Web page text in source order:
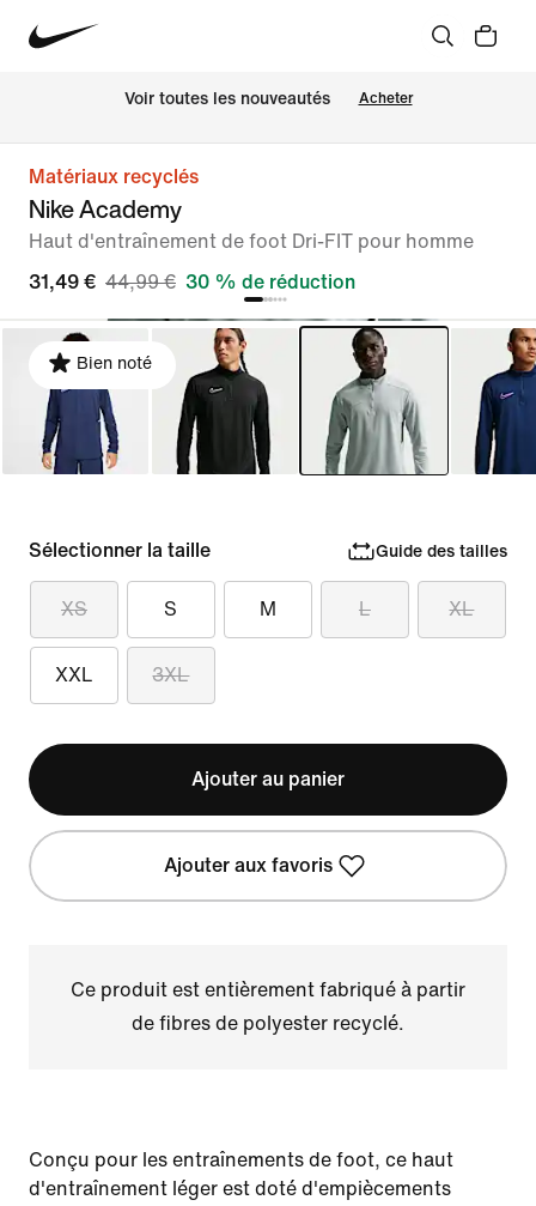
Voir toutes les nouveautés Acheter
Matériaux recyclés
Nike Academy
Haut d'entraînement de foot Dri-FIT pour homme
31,49 € 44,99 € 30 % de réduction
Bien noté
Sélectionner la taille Guide des tailles
XS S M L XL
XXL 3XL
Ajouter au panier
Ajouter aux favoris
Ce produit est entièrement fabriqué à partir
de fibres de polyester recyclé.
Conçu pour les entraînements de foot, ce haut
d'entraînement léger est doté d'empiècements